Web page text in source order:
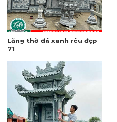
Lăng thờ đá xanh rêu đẹp
71